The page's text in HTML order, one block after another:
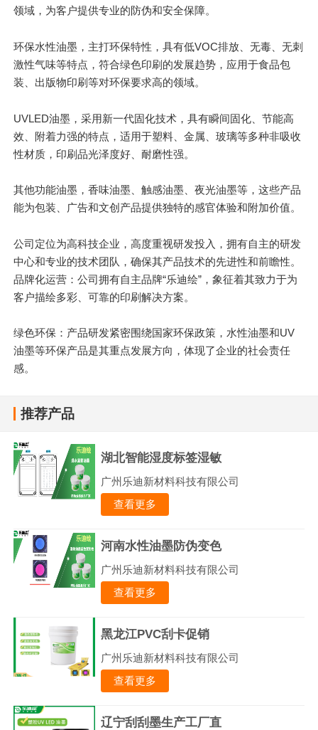
领域，为客户提供专业的防伪和安全保障。
环保水性油墨，主打环保特性，具有低VOC排放、无毒、无刺
激性气味等特点，符合绿色印刷的发展趋势，应用于食品包
装、出版物印刷等对环保要求高的领域。
UVLED油墨，采用新一代固化技术，具有瞬间固化、节能高
效、附着力强的特点，适用于塑料、金属、玻璃等多种非吸收
性材质，印刷品光泽度好、耐磨性强。
其他功能油墨，香味油墨、触感油墨、夜光油墨等，这些产品
能为包装、广告和文创产品提供独特的感官体验和附加价值。
公司定位为高科技企业，高度重视研发投入，拥有自主的研发
中心和专业的技术团队，确保其产品技术的先进性和前瞻性。
品牌化运营：公司拥有自主品牌“乐迪绘”，象征着其致力于为
客户描绘多彩、可靠的印刷解决方案。
绿色环保：产品研发紧密围绕国家环保政策，水性油墨和UV
油墨等环保产品是其重点发展方向，体现了企业的社会责任
感。
推荐产品
湖北智能湿度标签湿敏
广州乐迪新材料科技有限公司
查看更多
河南水性油墨防伪变色
广州乐迪新材料科技有限公司
查看更多
黑龙江PVC刮卡促销
广州乐迪新材料科技有限公司
查看更多
辽宁刮刮墨生产工厂直